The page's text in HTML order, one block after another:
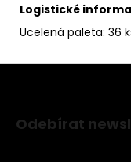
Logistické
Ucelená paleta: 36
Odebírat